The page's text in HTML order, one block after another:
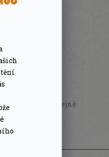
000 Kč
na prodejně.